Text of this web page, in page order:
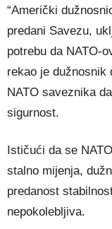
“Američki
predani Savezu,
potrebu da NATO-
rekao je dužnosnik
NATO saveznika
sigurnost.
Ističući da se
stalno mijenja,
predanost
nepokolebljiva.